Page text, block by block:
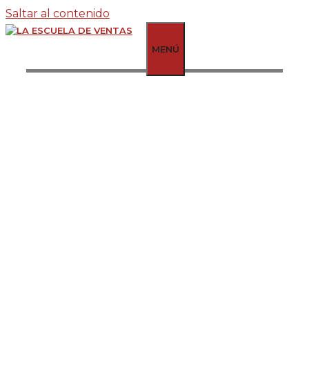
Saltar al contenido
MENÚ